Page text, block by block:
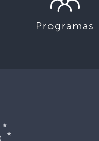
Programas